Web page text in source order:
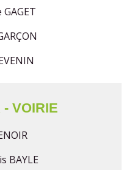
- VOIRIE
BAYLE